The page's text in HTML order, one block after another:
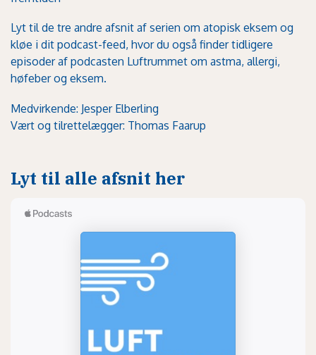
Lyt til de tre andre afsnit af serien om atopisk eksem og
kløe i dit podcast-feed, hvor du også finder tidligere
episoder af podcasten Luftrummet om astma, allergi,
høfeber og eksem.
Medvirkende: Jesper Elberling
Vært og tilrettelægger: Thomas Faarup
Lyt til alle afsnit her